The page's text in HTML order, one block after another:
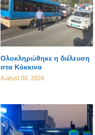
Ολοκληρώθηκε η διέλευση
στα Κόκκινα
August 08, 2026